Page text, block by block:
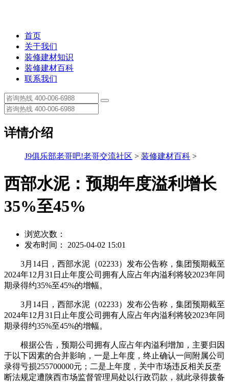
首页
关于我们
装修建材知识
装修建材百科
联系我们
详情介绍
J9俱乐部老哥吧!老哥交流社区 > 装修建材百科 >
西部水泥：预期年度溢利增长
35%至45%
浏览次数：
发布时间： 2025-04-02 15:01
3月14日，西部水泥（02233）发布公告称，集团预期截至
2024年12月31日止年度公司拥有人应占年内溢利将较2023年同
期录得约35%至45%的增幅。
3月14日，西部水泥（02233）发布公告称，集团预期截至
2024年12月31日止年度公司拥有人应占年内溢利将较2023年同
期录得约35%至45%的增幅。
根据公告，预期公司拥有人应占年内溢利增加，主要归因
于以下因素的合并影响，一是上年度，终止确认一间附属公司
录得亏损255700000元；二是上年度，关中市场违反相关反垄
断法规定遭陕西市场监督管理局处以行政罚款，就此录得拨备